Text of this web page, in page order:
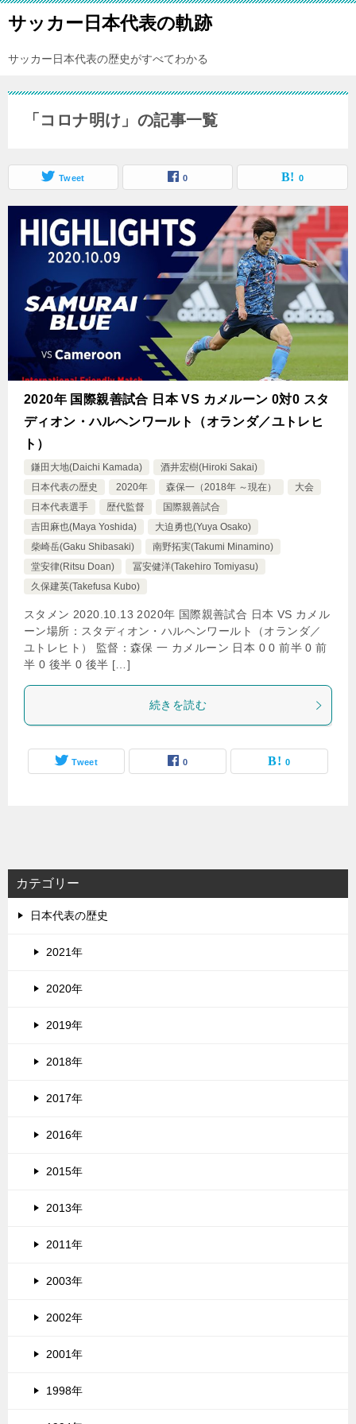
サッカー日本代表の軌跡
サッカー日本代表の歴史がすべてわかる
「コロナ明け」の記事一覧
Tweet 0 0
2020年 国際親善試合 日本 VS カメルーン 0対0 スタ
ディオン・ハルヘンワールト（オランダ／ユトレヒ
ト）
鎌田大地(Daichi Kamada)
酒井宏樹(Hiroki Sakai)
日本代表の歴史
2020年 森保一（2018年 ～現在）
大会
日本代表選手
歴代監督
国際親善試合
吉田麻也(Maya Yoshida)
大迫勇也(Yuya Osako)
柴崎岳(Gaku Shibasaki)
南野拓実(Takumi Minamino)
堂安律(Ritsu Doan)
冨安健洋(Takehiro Tomiyasu)
久保建英(Takefusa Kubo)
スタメン 2020.10.13 2020年 国際親善試合 日本 VS カメル
ーン場所：スタディオン・ハルヘンワールト（オランダ／
ユトレヒト） 監督：森保 一 カメルーン 日本 0 0 前半 0 前
半 0 後半 0 後半 […]
続きを読む
Tweet 0 0
カテゴリー
日本代表の歴史
2021年
2020年
2019年
2018年
2017年
2016年
2015年
2013年
2011年
2003年
2002年
2001年
1998年